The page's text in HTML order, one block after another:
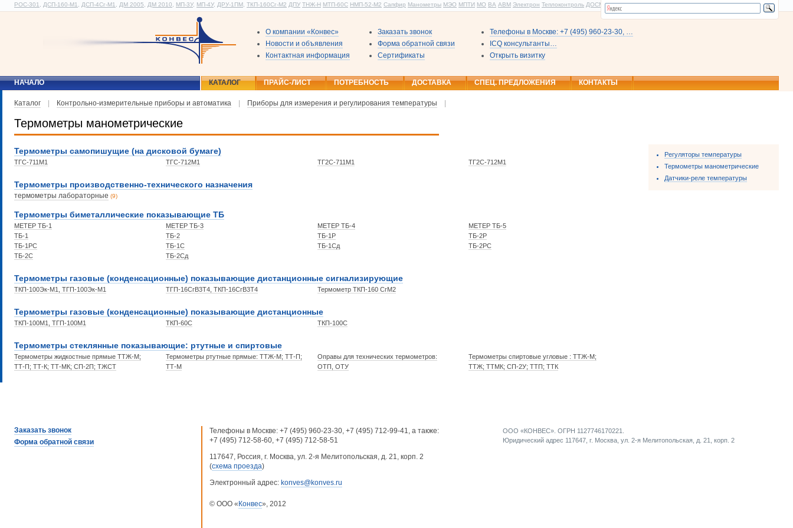
РОС-301 ДСП-160-М1 ДСП-4Сг-М1 ДМ 2005 ДМ 2010 МП-3У, МП-4У, ДРУ-1ПМ ТКП-160Сг-М2 ДПУ ТНЖ-Н МТП-60С НМП-52-М2 Сапфир Манометры МЭО МПТИ МО ВА АВМ Электрон Теплоконтроль ДОСМ
О компании «Конвес»
Новости и объявления
Контактная информация
Заказать звонок
Форма обратной связи
Сертификаты
Телефоны в Москве: +7 (495) 960-23-30, …
ICQ консультанты…
Открыть визитку
НАЧАЛО КАТАЛОГ ПРАЙС-ЛИСТ ПОТРЕБНОСТЬ ДОСТАВКА СПЕЦ. ПРЕДЛОЖЕНИЯ КОНТАКТЫ
Каталог Контрольно-измерительные приборы и автоматика Приборы для измерения и регулирования температуры
Термометры манометрические
Термометры самопишущие (на дисковой бумаге)
ТГС-711М1 ТГС-712М1 ТГ2С-711М1 ТГ2С-712М1
Термометры производственно-технического назначения
термометры лабораторные (9)
Термометры биметаллические показывающие ТБ
МЕТЕР ТБ-1
ТБ-1
ТБ-1РС
ТБ-2С
МЕТЕР ТБ-3
ТБ-2
ТБ-1С
ТБ-2Сд
МЕТЕР ТБ-4
ТБ-1Р
ТБ-1Сд
МЕТЕР ТБ-5
ТБ-2Р
ТБ-2РС
Термометры газовые (конденсационные) показывающие дистанционные сигнализирующие
ТКП-100Эк-М1, ТГП-100Эк-М1 ТГП-16СгВ3Т4, ТКП-16СгВ3Т4 Термометр ТКП-160 СгМ2
Термометры газовые (конденсационные) показывающие дистанционные
ТКП-100М1, ТГП-100М1 ТКП-60С ТКП-100С
Термометры стеклянные показывающие: ртутные и спиртовые
Термометры жидкостные прямые ТТЖ-М;
ТТ-П; ТТ-К; ТТ-МК; СП-2П; ТЖСТ
Термометры ртутные прямые: ТТЖ-М; ТТ-П;
ТТ-М
Оправы для технических термометров:
ОТП, ОТУ
Термометры спиртовые угловые : ТТЖ-М;
ТТЖ; ТТМК; СП-2У; ТТП; ТТК
Регуляторы температуры
Термометры манометрические
Датчики-реле температуры
Заказать звонок
Форма обратной связи
Телефоны в Москве: +7 (495) 960-23-30, +7 (495) 712-99-41, а также:
+7 (495) 712-58-60, +7 (495) 712-58-51
117647, Россия, г. Москва, ул. 2-я Мелитопольская, д. 21, корп. 2
(схема проезда)
Электронный адрес: konves@konves.ru
© ООО « Конвес», 2012
ООО «КОНВЕС». ОГРН 1127746170221.
Юридический адрес 117647, г. Москва, ул. 2-я Мелитопольская, д. 21, корп. 2